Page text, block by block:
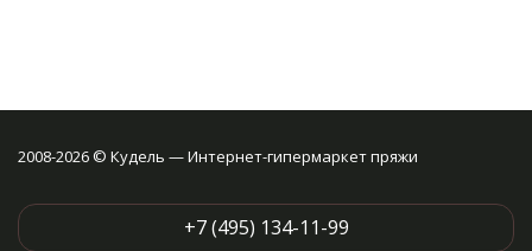
2008-2026 © Кудель — Интернет-гипермаркет пряжи
+7 (495) 134-11-99